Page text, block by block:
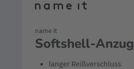
Softshell-Anzug
name it
langer Reißverschluss